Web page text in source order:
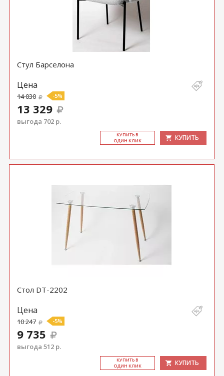
Стул Барселона
Цена
14 030 -5%
13 329
выгода 702 р.
КУ­ПИТЬ В
ОДИН КЛИК
КУПИТЬ
Стол DT-2202
Цена
10 247 -5%
9 735
выгода 512 р.
КУ­ПИТЬ В
ОДИН КЛИК
КУПИТЬ